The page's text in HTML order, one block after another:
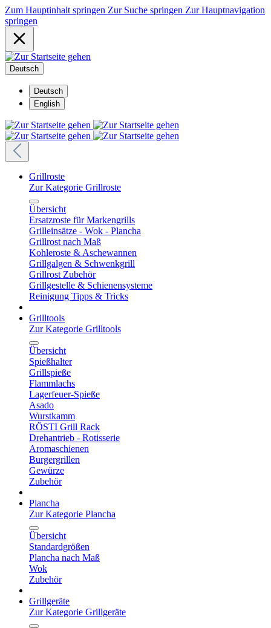
Zum Hauptinhalt springen Zur Suche springen Zur Hauptnavigation
springen
Deutsch
Deutsch
English
Grillroste
Zur Kategorie Grillroste
Übersicht
Ersatzroste für Markengrills
Grilleinsätze - Wok - Plancha
Grillrost nach Maß
Kohleroste & Aschewannen
Grillgalgen & Schwenkgrill
Grillrost Zubehör
Grillgestelle & Schienensysteme
Reinigung Tipps & Tricks
Grilltools
Zur Kategorie Grilltools
Übersicht
Spießhalter
Grillspieße
Flammlachs
Lagerfeuer-Spieße
Asado
Wurstkamm
RÖSTI Grill Rack
Drehantrieb - Rotisserie
Aromaschienen
Burgergrillen
Gewürze
Zubehör
Plancha
Zur Kategorie Plancha
Übersicht
Standardgrößen
Plancha nach Maß
Wok
Zubehör
Grillgeräte
Zur Kategorie Grillgeräte